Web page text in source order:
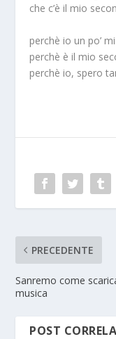
che c’è il mio
perchè io un po’
perchè è il mio
perchè io, spero
PRECEDENTE
Sanremo come
musica
POST